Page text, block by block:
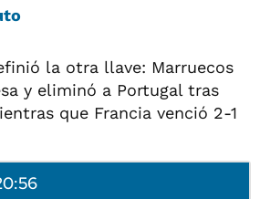
la otra llave: Marruecos
y eliminó a Portugal tras
que Francia venció 2-1